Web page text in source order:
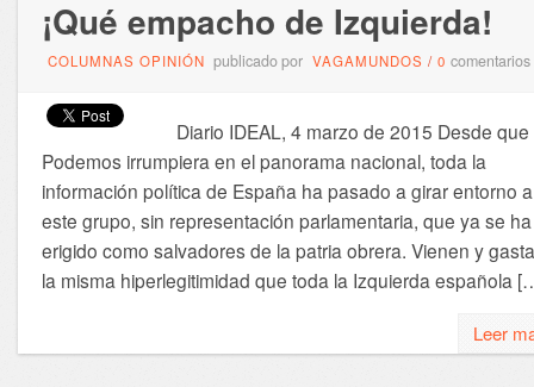
¡Qué empacho de Izquierda!
COLUMNAS OPINIÓN publicado por VAGAMUNDOS / 0 comentarios
Diario IDEAL, 4 marzo de 2015 Desde que
Podemos irrumpiera en el panorama nacional, toda la
información política de España ha pasado a girar entorno a
este grupo, sin representación parlamentaria, que ya se ha
erigido como salvadores de la patria obrera. Vienen y
la misma hiperlegitimidad que toda la Izquierda española
Leer